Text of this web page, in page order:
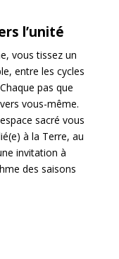
l’unité
vous tissez un
entre les cycles
pas que
vous-même.
sacré vous
à la Terre, au
invitation à
des saisons